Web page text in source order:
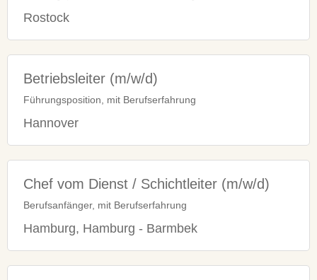
Rostock
Betriebsleiter (m/w/d)
Führungsposition, mit Berufserfahrung
Hannover
Chef vom Dienst / Schichtleiter (m/w/d)
Berufsanfänger, mit Berufserfahrung
Hamburg, Hamburg - Barmbek